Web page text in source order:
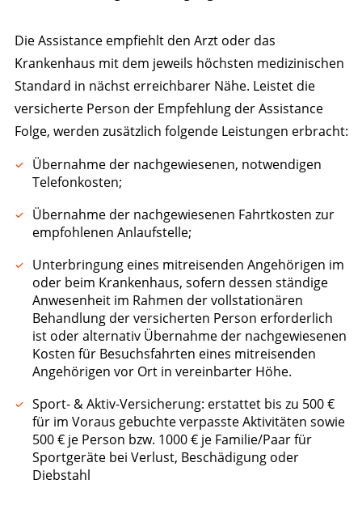
Die Assistance empfiehlt den Arzt oder das
Krankenhaus mit dem jeweils höchsten medizinischen
Standard in nächst erreichbarer Nähe. Leistet die
versicherte Person der Empfehlung der Assistance
Folge, werden zusätzlich folgende Leistungen erbracht:
Übernahme der nachgewiesenen, notwendigen
Telefonkosten;
Übernahme der nachgewiesenen Fahrtkosten zur
empfohlenen Anlaufstelle;
Unterbringung eines mitreisenden Angehörigen im
oder beim Krankenhaus, sofern dessen ständige
Anwesenheit im Rahmen der vollstationären
Behandlung der versicherten Person erforderlich
ist oder alternativ Übernahme der nachgewiesenen
Kosten für Besuchsfahrten eines mitreisenden
Angehörigen vor Ort in vereinbarter Höhe.
Sport- & Aktiv-Versicherung: erstattet bis zu 500 €
für im Voraus gebuchte verpasste Aktivitäten sowie
500 € je Person bzw. 1000 € je Familie/Paar für
Sportgeräte bei Verlust, Beschädigung oder
Diebstahl